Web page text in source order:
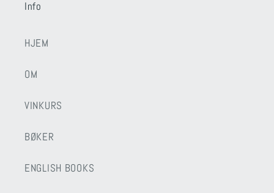
Info
HJEM
OM
VINKURS
BØKER
ENGLISH BOOKS